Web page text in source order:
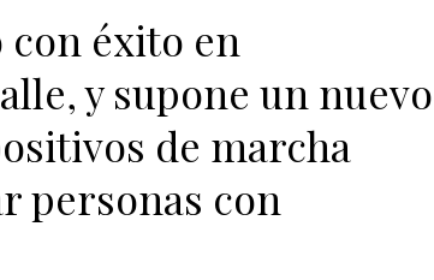
éxito en
y supone un nuevo
de marcha
personas con